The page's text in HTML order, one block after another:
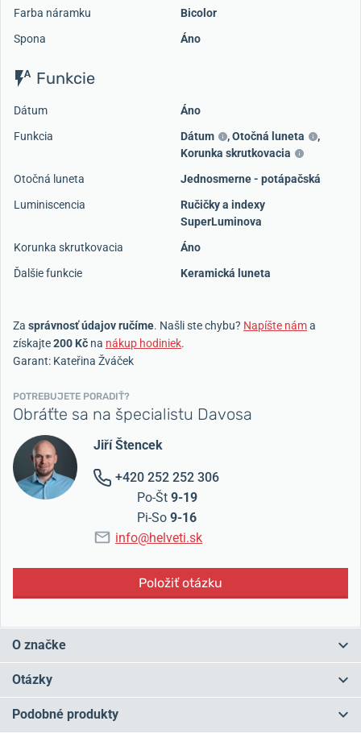
Farba náramku
Bicolor
Spona
Áno
Funkcie
Dátum
Áno
Funkcia
Dátum ,Otočná luneta
,
Korunka skrutkovacia
Otočná luneta
Jednosmerne - potápačská
Luminiscencia
Ručičky a indexy
SuperLuminova
Korunka skrutkovacia
Áno
Ďalšie funkcie
Keramická luneta
Za správnosť údajov ručíme. Našli ste chybu? Napíšte náma
získajte200 Kč na nákup hodiniek.
Garant: Kateřina Žváček
POTREBUJETE PORADIŤ?
Obráťte sa na špecialistu Davosa
Jiří Štencek
+420 252 252 306
Po-Št 9-19
Pi-So 9-16
info@helveti.sk
Položiť otázku
O značke
výrobu hodiniek a bohatú históriu firmy Hasler & Co SA, ktorej
počiatky sa datujú
ale až v roku 1993. Hodinky
Otázky
Máte otázku? Zanechajte nám komentár
Podobné produkty